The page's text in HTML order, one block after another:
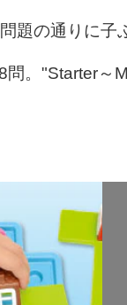
題の通りに子
。"Starter～